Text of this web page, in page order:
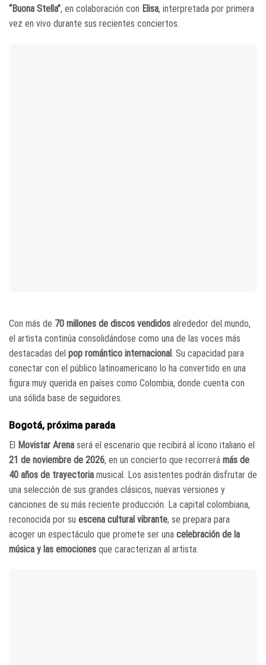
“Buona Stella”, en colaboración con Elisa, interpretada por primera
vez en vivo durante sus recientes conciertos.
Con más de 70 millones de discos vendidos alrededor del mundo,
el artista continúa consolidándose como una de las voces más
destacadas del pop romántico internacional. Su capacidad para
conectar con el público latinoamericano lo ha convertido en una
figura muy querida en países como Colombia, donde cuenta con
una sólida base de seguidores.
Bogotá, próxima parada
El Movistar Arena será el escenario que recibirá al ícono italiano el
21 de noviembre de 2026, en un concierto que recorrerá más de
40 años de trayectoria musical. Los asistentes podrán disfrutar de
una selección de sus grandes clásicos, nuevas versiones y
canciones de su más reciente producción. La capital colombiana,
reconocida por su escena cultural vibrante, se prepara para
acoger un espectáculo que promete ser una celebración de la
música y las emociones que caracterizan al artista.